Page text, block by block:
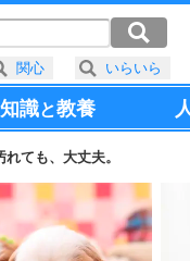
知識と教養
ても、大丈夫。
関心 いらいら